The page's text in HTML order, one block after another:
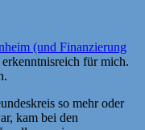
(und Finanzierung
für mich.
so mehr oder
kam bei den